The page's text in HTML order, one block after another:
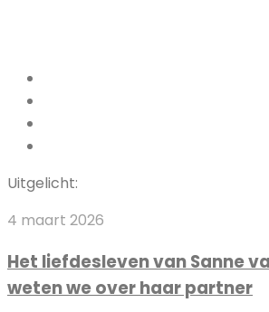
Uitgelicht:
Het
van
Sanne
4 maart 2026
Het liefdesleven van Sanne
weten we over haar partner